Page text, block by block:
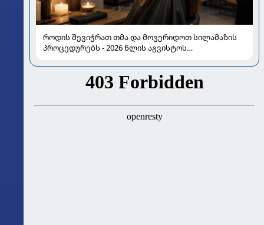
როდის შევიჭრათ თმა და მოვერიდოთ სილამაზის
პროცედურებს - 2026 წლის აგვისტოს